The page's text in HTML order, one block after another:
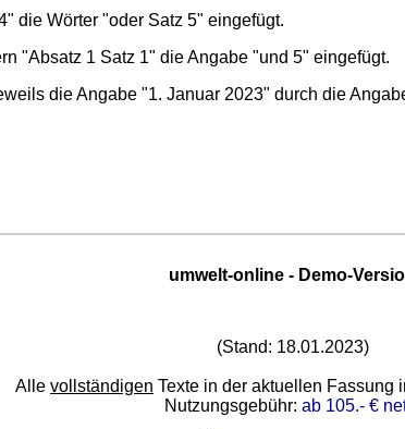
die Wörter "oder Satz 5" eingefügt.
"Absatz 1 Satz 1" die Angabe "und 5" eingefügt.
die Angabe "1. Januar 2023" durch die
umwelt-online - Demo-
(Stand: 18.01.2023)
Alle vollständigen Texte in der aktuellen Fassung
Nutzungsgebühr: ab 105.- €